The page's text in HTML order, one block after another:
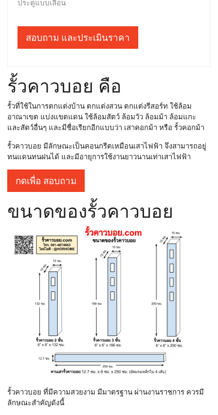
ประตูแบบเลื่อน
สอบถาม และประเมินราคา
รั้วคาวบอย คือ
รั้วที่ใช้ในการตกแต่งบ้าน ตกแต่งสวน ตกแต่งรีสอร์ท ใช้ล้อม
อาณาเขต แบ่งแขตแดน ใช้ล้อมสัตว์ ล้อมวัว ล้อมม้า ล้อมแกะ
และสัตว์อื่นๆ และมีชื่อเรียกอีกแบบว่า เสาคอกม้า หรือ รั้วคอกม้า
รั้วคาวบอย มีลักษณะเป็นคอนกรีตเหมือนเสาไฟฟ้า จึงสามารถอยู่
ทนแดนทนฝนได้ และมีอายุการใช้งานยาวนานเท่าเสาไฟฟ้า
กดเพื่อ สอบถาม
ขนาดของรั้วคาวบอย
รั้วคาวบอย ที่มีความสวยงาม มีมาตรฐาน ผ่านงานราชการ ควรมี
ลักษณะสำคัญดังนี้